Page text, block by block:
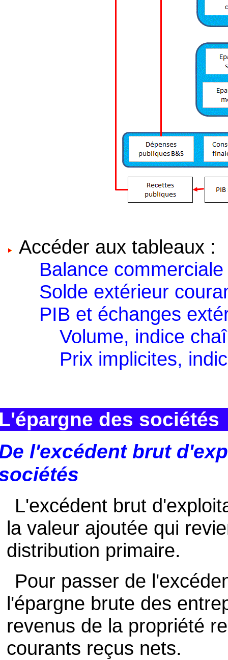
Accéder aux tableaux :
Balance commerciale
Solde extérieur
PIB et échanges
Volume, indice
Prix implicites,
des sociétés
l'excédent brut
L'excédent brut
la valeur ajoutée qui
distribution primaire.
Pour passer de
l'épargne brute des
revenus de la propriété
courants reçus nets.